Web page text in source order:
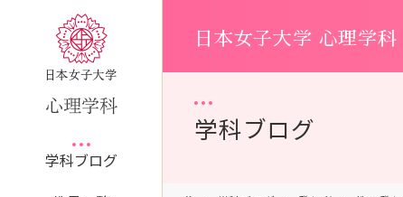
学科ブログ
日本女子大学 心理学科
学科ブログ